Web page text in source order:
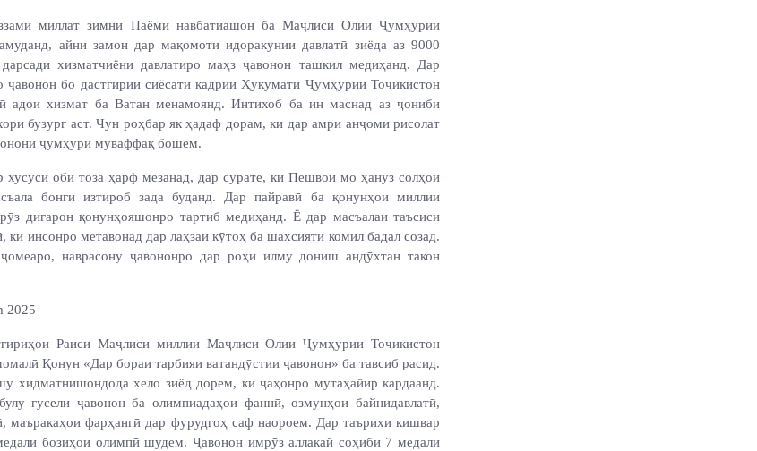
миллат зимни Паёми навбатиашон ба Маҷлиси Олии Ҷумҳурии
айни замон дар мақомоти идоракунии давлатӣ зиёда аз 9000
хизматчиёни давлатиро маҳз ҷавонон ташкил медиҳанд. Дар
ҷавонон бо дастгирии сиёсати кадрии Ҳукумати Ҷумҳурии Тоҷикистон
адои хизмат ба Ватан менамоянд. Интихоб ба ин маснад аз ҷониби
бузург аст. Чун роҳбар як ҳадаф дорам, ки дар амри анҷоми рисолат
ҷумҳурӣ муваффақ бошем.
хусуси оби тоза ҳарф мезанад, дар сурате, ки Пешвои мо ҳанӯз солҳои
бонги изтироб зада буданд. Дар пайравӣ ба қонунҳои миллии
дигарон қонунҳояшонро тартиб медиҳанд. Ё дар масъалаи таъсиси
ки инсонро метавонад дар лаҳзаи кӯтоҳ ба шахсияти комил бадал созад.
наврасону ҷавононро дар роҳи илму дониш андӯхтан такон
2025
Раиси Маҷлиси миллии Маҷлиси Олии Ҷумҳурии Тоҷикистон
Қонун «Дар бораи тарбияи ватандӯстии ҷавонон» ба тавсиб расид.
хидматнишондода хело зиёд дорем, ки ҷаҳонро мутаҳайир кардаанд.
гусели ҷавонон ба олимпиадаҳои фаннӣ, озмунҳои байнидавлатӣ,
маъракаҳои фарҳангӣ дар фурудгоҳ саф наороем. Дар таърихи кишвар
бозиҳои олимпӣ шудем. Ҷавонон имрӯз аллакай соҳиби 7 медали